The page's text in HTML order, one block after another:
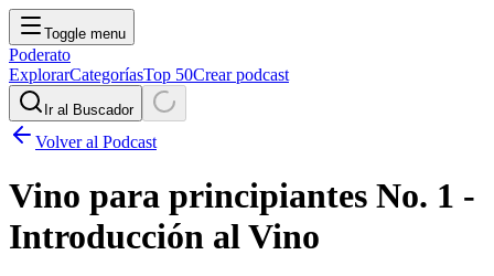
Toggle menu
Poderato
ExplorarCategoríasTop 50Crear podcast
Ir al Buscador
Volver al Podcast
Vino para principiantes No. 1 -
Introducción al Vino